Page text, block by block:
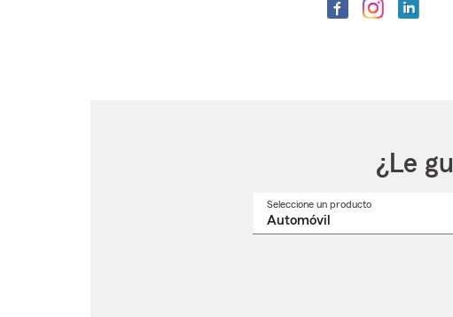
¿Le
Seleccione un productoSeleccione